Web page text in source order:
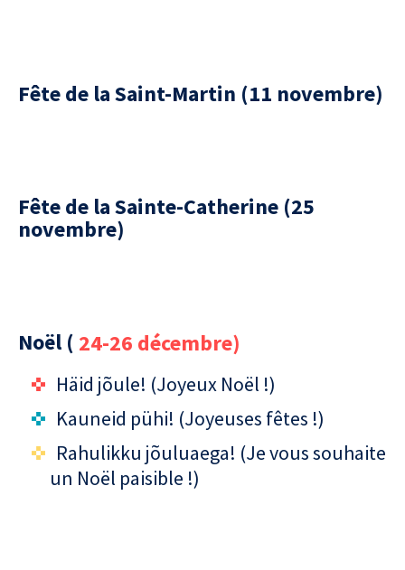
Fête de la Saint-Martin (11 novembre)
Fête de la Sainte-Catherine (25
novembre)
Noël ( 24-26 décembre)
Häid jõule! (Joyeux Noël !)
Kauneid pühi! (Joyeuses fêtes !)
Rahulikku jõuluaega! (Je vous souhaite
un Noël paisible !)